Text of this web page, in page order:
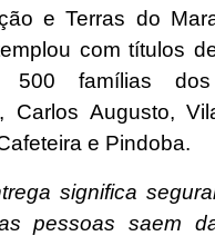
e Terras do
com títulos
500 famílias dos
Carlos Augusto,
e Pindoba.
significa
pessoas saem